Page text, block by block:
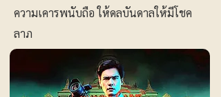
ความเคารพนับถือ ให้ดลบันดาลให้มีโชค
ลาภ